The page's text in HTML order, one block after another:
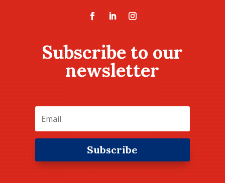
Subscribe to our
newsletter
Subscribe